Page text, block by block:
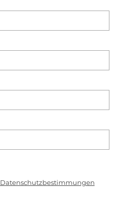
Datenschutzbestimmungen